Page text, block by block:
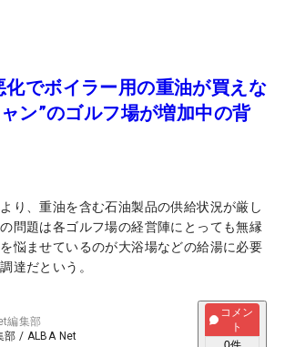
化でボイラー用の重油が買えな
ン”のゴルフ場が増加中の背
り、重油を含む石油製品の供給状況が厳し
問題は各ゴルフ場の経営陣にとっても無縁
悩ませているのが大浴場などの給湯に必要
達だという。
編集部
部 / ALBA Net
コメン
ト